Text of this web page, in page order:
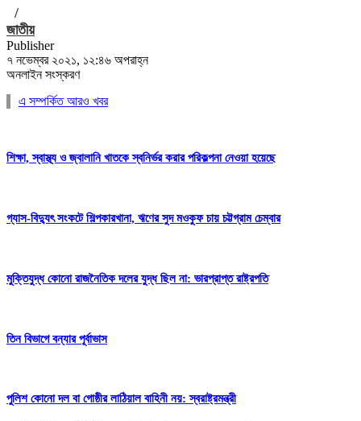
/
জাতীয়
Publisher
৭ নভেম্বর ২০২১, ১২:৪৬ অপরাহ্ন
অনলাইন সংস্করণ
এ সম্পর্কিত আরও খবর
শিক্ষা, স্বাস্থ্য ও জ্বালানি খাতকে স্বনির্ভর করার পরিকল্পনা নেওয়া হয়েছে
গ্যাস-বিদ্যুৎ সংকটে শিল্পকারখানা, ঋণের সুদ মওকুফ চায় চট্টগ্রাম চেম্বার
মুক্তিযুদ্ধ কোনো রাজনৈতিক দলের যুদ্ধ ছিল না: ভারপ্রাপ্ত রাষ্ট্রপতি
তিন বিভাগে বন্যার পূর্বাভাস
পুলিশ কোনো দল বা গোষ্ঠীর লাঠিয়াল বাহিনী নয়: স্বরাষ্ট্রমন্ত্রী